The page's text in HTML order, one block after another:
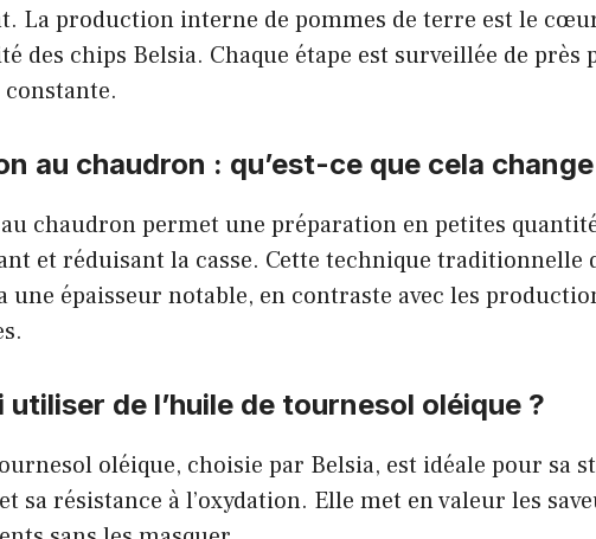
La production interne de pommes de terre est le
des chips Belsia. Chaque étape est surveillée de
au chaudron : qu’est-ce que cela
chaudron permet une préparation en petites
et réduisant la casse. Cette technique traditionnelle
une épaisseur notable, en contraste avec les
utiliser de l’huile de tournesol oléique ?
oléique, choisie par Belsia, est idéale pour sa
sa résistance à l’oxydation. Elle met en valeur les